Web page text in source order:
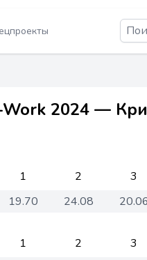
2024 —
1 2 3
19.70 24.08
1 2 3